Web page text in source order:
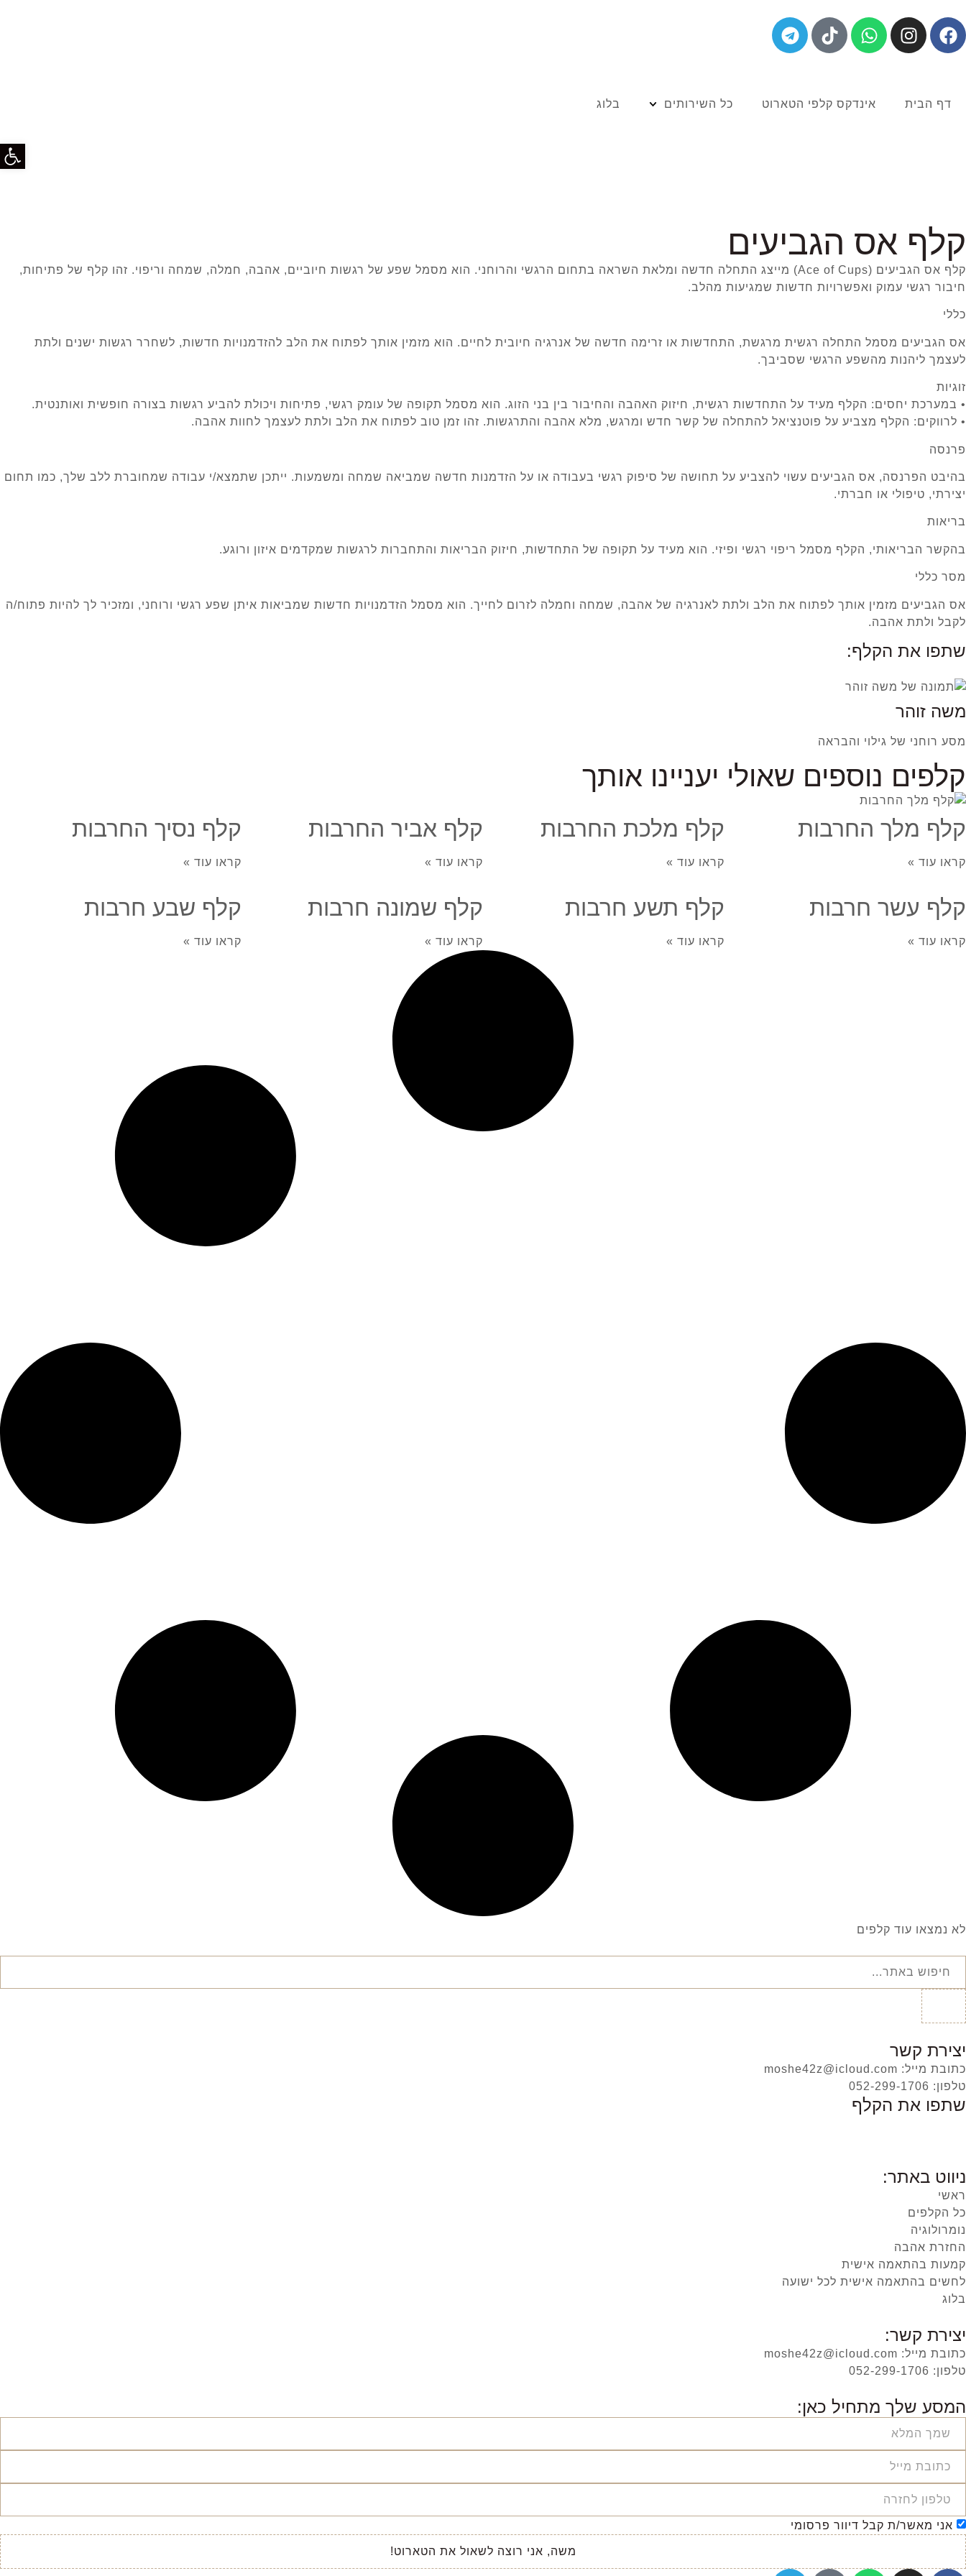
דף הבית אינדקס קלפי הטארוט כל השירותים בלוג
קלף אס הגביעים
קלף אס הגביעים (Ace of Cups) מייצג התחלה חדשה ומלאת השראה בתחום הרגשי והרוחני. הוא מסמל שפע של רגשות חיוביים, אהבה, חמלה, שמחה וריפוי. זהו קלף של פתיחות,
חיבור רגשי עמוק ואפשרויות חדשות שמגיעות מהלב.
כללי
אס הגביעים מסמל התחלה רגשית מרגשת, התחדשות או זרימה חדשה של אנרגיה חיובית לחיים. הוא מזמין אותך לפתוח את הלב להזדמנויות חדשות, לשחרר רגשות ישנים ולתת
לעצמך ליהנות מהשפע הרגשי שסביבך.
זוגיות
• במערכת יחסים: הקלף מעיד על התחדשות רגשית, חיזוק האהבה והחיבור בין בני הזוג. הוא מסמל תקופה של עומק רגשי, פתיחות ויכולת להביע רגשות בצורה חופשית ואותנטית.
• לרווקים: הקלף מצביע על פוטנציאל להתחלה של קשר חדש ומרגש, מלא אהבה והתרגשות. זהו זמן טוב לפתוח את הלב ולתת לעצמך לחוות אהבה.
פרנסה
בהיבט הפרנסה, אס הגביעים עשוי להצביע על תחושה של סיפוק רגשי בעבודה או על הזדמנות חדשה שמביאה שמחה ומשמעות. ייתכן שתמצא/י עבודה שמחוברת ללב שלך, כמו תחום
יצירתי, טיפולי או חברתי.
בריאות
בהקשר הבריאותי, הקלף מסמל ריפוי רגשי ופיזי. הוא מעיד על תקופה של התחדשות, חיזוק הבריאות והתחברות לרגשות שמקדמים איזון ורוגע.
מסר כללי
אס הגביעים מזמין אותך לפתוח את הלב ולתת לאנרגיה של אהבה, שמחה וחמלה לזרום לחייך. הוא מסמל הזדמנויות חדשות שמביאות איתן שפע רגשי ורוחני, ומזכיר לך להיות פתוח/ה
לקבל ולתת אהבה.
שתפו את הקלף:
משה זוהר
מסע רוחני של גילוי והבראה
קלפים נוספים שאולי יעניינו אותך
קלף מלך החרבות
קראו עוד »
קלף מלכת החרבות
קראו עוד »
קלף אביר החרבות
קראו עוד »
קלף נסיך החרבות
קראו עוד »
קלף עשר חרבות
קראו עוד »
קלף תשע חרבות
קראו עוד »
קלף שמונה חרבות
קראו עוד »
קלף שבע חרבות
קראו עוד »
לא נמצאו עוד קלפים
יצירת קשר
כתובת מייל: moshe42z@icloud.com
טלפון: 052-299-1706
שתפו את הקלף
ניווט באתר:
ראשי
כל הקלפים
נומרולוגיה
החזרת אהבה
קמעות בהתאמה אישית
לחשים בהתאמה אישית לכל ישועה
בלוג
יצירת קשר:
כתובת מייל: moshe42z@icloud.com
טלפון: 052-299-1706
המסע שלך מתחיל כאן:
אני מאשר/ת קבל דיוור פרסומי
משה, אני רוצה לשאול את הטארוט!
פתח